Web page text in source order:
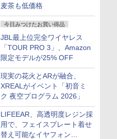
麦茶も低価格
今日みつけたお買い得品
JBL最上位完全ワイヤレス
「TOUR PRO 3」、Amazon
限定モデルが25% OFF
現実の花火とARが融合、
XREALがイベント「初音ミ
ク 夜空プログラム 2026」
LIFEEAR、高透明度レジン採
用で、フェイスプレート着せ
替え可能なイヤフォン